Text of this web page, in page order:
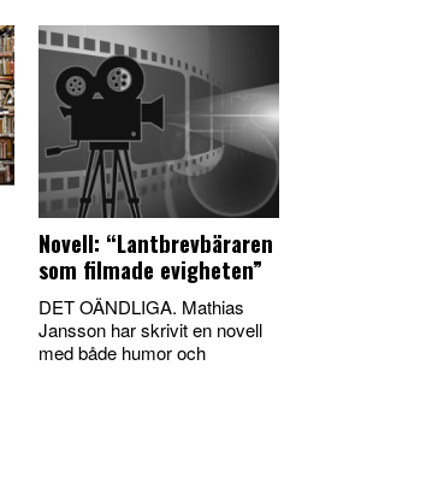
Novell: “Lantbrevbäraren
som filmade evigheten”
DET OÄNDLIGA. Mathias
Jansson har skrivit en novell
med både humor och